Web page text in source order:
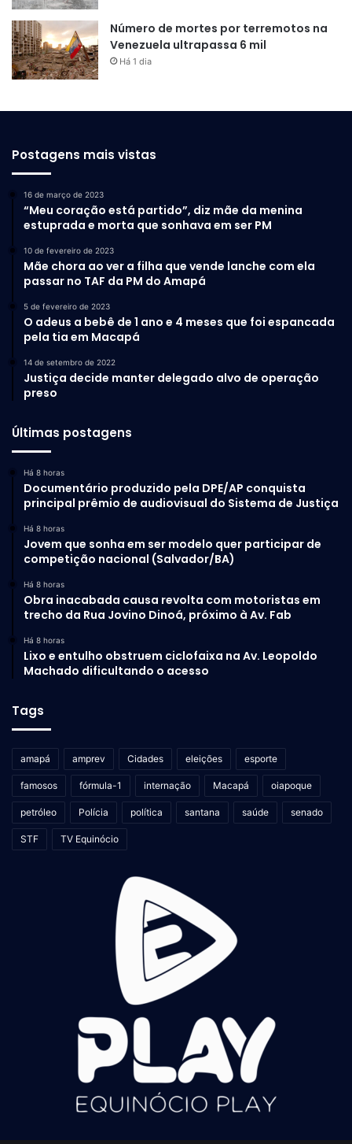
Para ter uma condição melhor de se deslocar de um ponto
a outro da cidade. Fredson Brazão construiu um veículo
para andar com sua cadeira de rodas. Mesmo assim, os
problemas não acabaram; tudo porque as pessoas não
“Minha maior dificuldade é o estacionamento, pois as
competente para fazer essa fiscalização, não age da
maneira correta”.
As deficiências são as mais variadas possíveis. As
necessidades quando se trata de deslocamento de um
local para outro, infelizmente também. O que essa
população do estado do Amapá está clamando, está
pedindo, é mais respeito por parte dos órgãos
fiscalizadores competentes, para que o direito de ir e vir
seja então respeitado.
Reportagem: Luciane Alves
Imagens: Manoel Junior
Número de mortes por terremotos na
Venezuela ultrapassa 6 mil
Há 1 dia
Postagens mais vistas
16 de março de 2023
“Meu coração está partido”, diz mãe da menina
estuprada e morta que sonhava em ser PM
10 de fevereiro de 2023
Mãe chora ao ver a filha que vende lanche com ela
passar no TAF da PM do Amapá
5 de fevereiro de 2023
O adeus a bebê de 1 ano e 4 meses que foi espancada
pela tia em Macapá
14 de setembro de 2022
Justiça decide manter delegado alvo de operação
preso
Últimas postagens
Há 8 horas
Documentário produzido pela DPE/AP conquista
principal prêmio de audiovisual do Sistema de Justiça
Há 8 horas
Jovem que sonha em ser modelo quer participar de
competição nacional (Salvador/BA)
Há 8 horas
Obra inacabada causa revolta com motoristas em
trecho da Rua Jovino Dinoá, próximo à Av. Fab
Há 8 horas
Lixo e entulho obstruem ciclofaixa na Av. Leopoldo
Machado dificultando o acesso
Tags
amapá amprev Cidades eleições esporte
famosos fórmula-1 internação Macapá oiapoque
petróleo Polícia política santana saúde senado
STF TV Equinócio